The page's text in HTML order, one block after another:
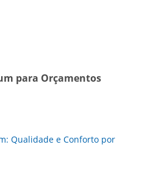
para Orçamentos